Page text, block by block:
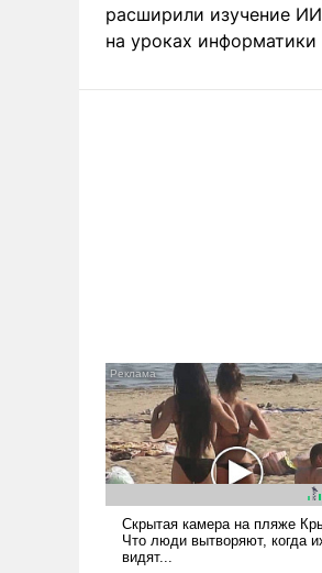
расширили изучение ИИ
на уроках информатики